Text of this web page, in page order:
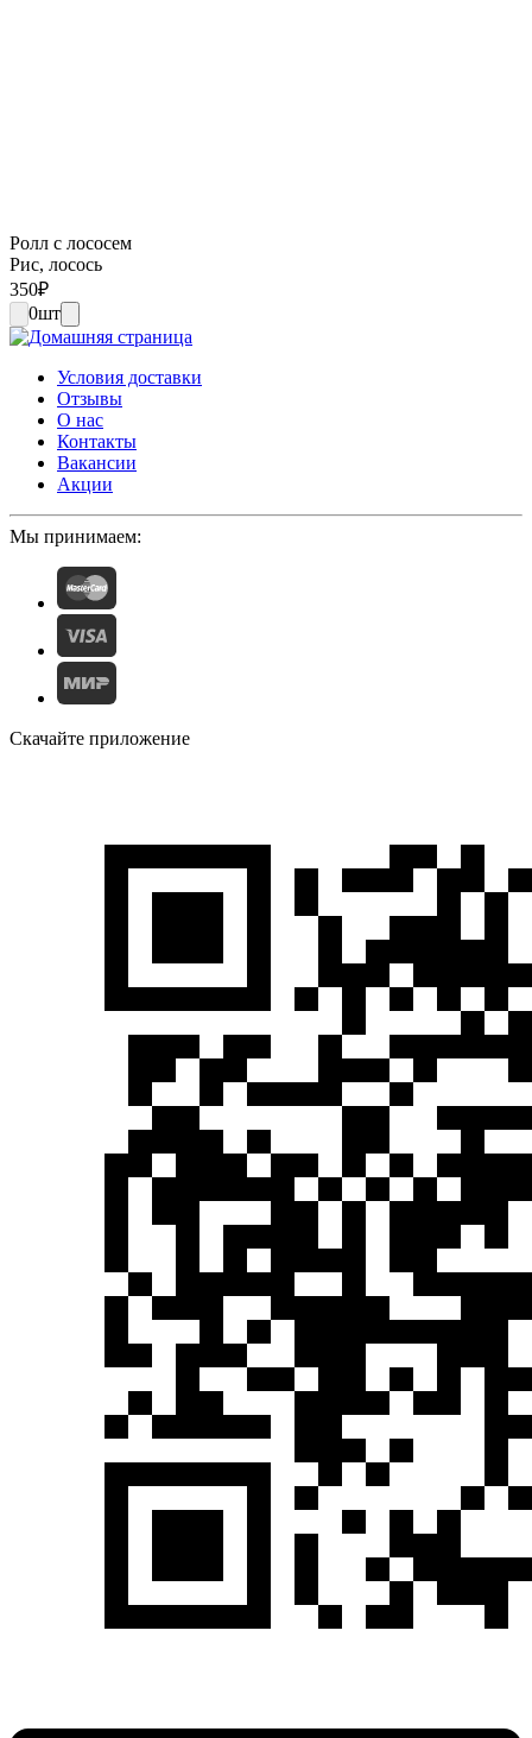
Ролл с лососем
Рис, лосось
350₽
0шт
Условия доставки
Отзывы
О нас
Контакты
Вакансии
Акции
Мы принимаем:
Скачайте приложение